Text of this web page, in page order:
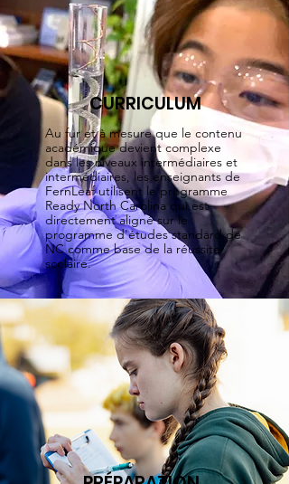
CURRICULUM
Au fur et à mesure que le contenu
académique devient complexe
dans les niveaux intermédiaires et
intermédiaires, les enseignants de
FernLeaf utilisent le programme
Ready North Carolina qui est
directement aligné sur le
programme d'études standard de
NC comme base de la réussite
scolaire.